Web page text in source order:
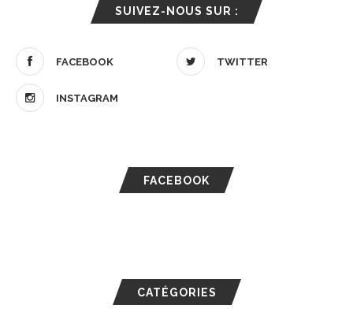
SUIVEZ-NOUS SUR :
FACEBOOK TWITTER
INSTAGRAM
FACEBOOK
CATÉGORIES